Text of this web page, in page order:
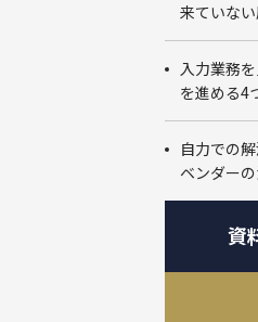
導入、定着・活用支援
BtoBマーケティング支援
Salesforceセールスコンサルテ
来ていな
入力業務
を進める4
自力での
ベンダー
資